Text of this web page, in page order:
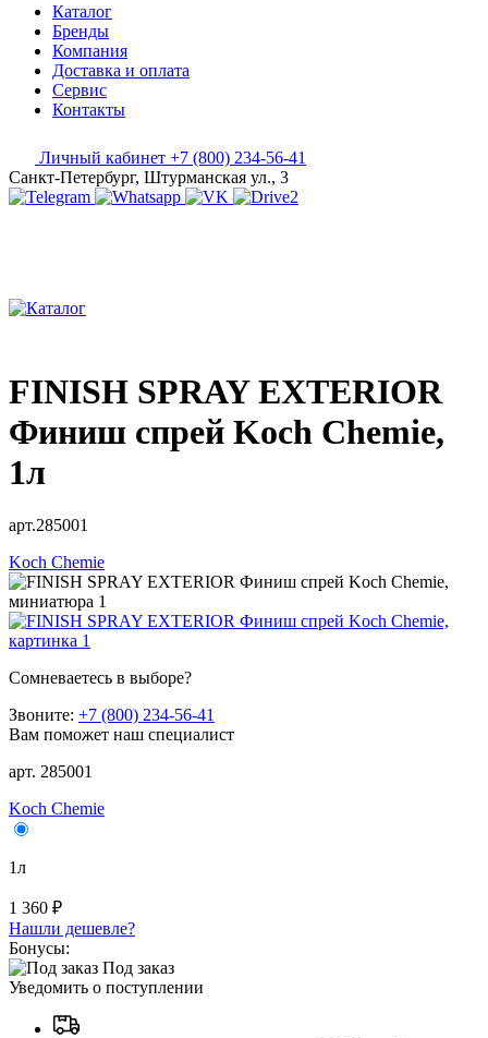
Каталог
Бренды
Компания
Доставка и оплата
Сервис
Контакты
Личный кабинет +7 (800) 234-56-41
Санкт-Петербург, Штурманская ул., 3
FINISH SPRAY EXTERIOR
Финиш спрей Koch Chemie,
1л
арт.285001
Koch Chemie
Сомневаетесь в выборе?
Звоните: +7 (800) 234-56-41
Вам поможет наш специалист
арт. 285001
Koch Chemie
1л
1 360 ₽
Нашли дешевле?
Бонусы:
Под заказ
Уведомить о поступлении